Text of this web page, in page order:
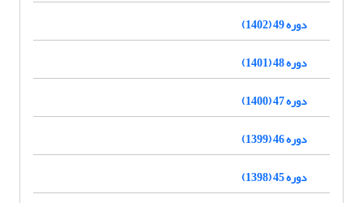
دوره 49 (1402)
دوره 48 (1401)
دوره 47 (1400)
دوره 46 (1399)
دوره 45 (1398)